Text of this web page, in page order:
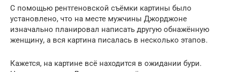
С помощью рентгеновской съёмки картины было
установлено, что на месте мужчины Джорджоне
изначально планировал написать другую обнажённую
женщину, а вся картина писалась в несколько этапов.
Кажется, на картине всё находится в ожидании бури.